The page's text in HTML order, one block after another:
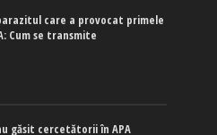
care a provocat primele
Cum se transmite
găsit cercetătorii în APA